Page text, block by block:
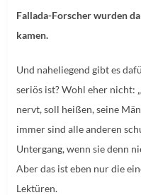
Fallada-Forscher wurden
kamen.
Und naheliegend gibt es
seriös ist? Wohl eher nicht:
nervt, soll heißen, seine
immer sind alle anderen
Untergang, wenn sie denn
Aber das ist eben nur die
Lektüren.